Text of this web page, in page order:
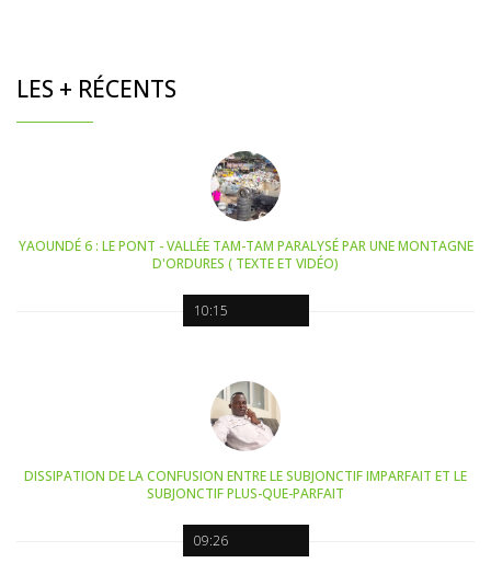
LES + RÉCENTS
10:15
YAOUNDÉ 6 : LE PONT - VALLÉE TAM-TAM PARALYSÉ PAR UNE MONTAGNE
D'ORDURES ( TEXTE ET VIDÉO)
09:26
DISSIPATION DE LA CONFUSION ENTRE LE SUBJONCTIF IMPARFAIT ET LE
SUBJONCTIF PLUS-QUE-PARFAIT